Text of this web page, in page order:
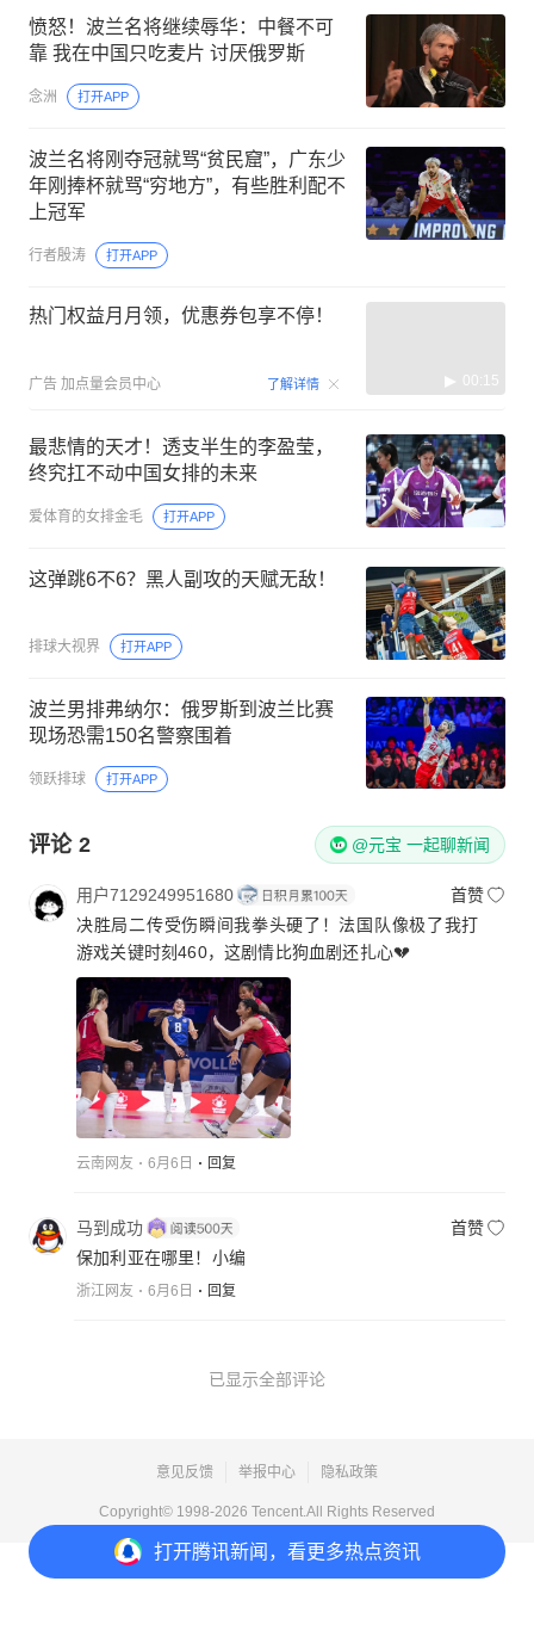
打开腾讯新闻，看更多热点资讯
愤怒！波兰名将继续辱华：中餐不可
靠 我在中国只吃麦片 讨厌俄罗斯
念洲 打开APP
波兰名将刚夺冠就骂“贫民窟”，广东少
年刚捧杯就骂“穷地方”，有些胜利配不
上冠军
行者殷涛 打开APP
热门权益月月领，优惠券包享不停！
广告 加点量会员中心 了解详情 00:15
最悲情的天才！透支半生的李盈莹，
终究扛不动中国女排的未来
爱体育的女排金毛 打开APP
这弹跳6不6？黑人副攻的天赋无敌！
排球大视界 打开APP
波兰男排弗纳尔：俄罗斯到波兰比赛
现场恐需150名警察围着
领跃排球 打开APP
评论 2 @元宝 一起聊新闻
用户7129249951680
首赞
决胜局二传受伤瞬间我拳头硬了！法国队像极了我打
游戏关键时刻460，这剧情比狗血剧还扎心💔
云南网友 6月6日 回复
马到成功
首赞
保加利亚在哪里！小编
浙江网友 6月6日 回复
已显示全部评论
意见反馈 举报中心 隐私政策
Copyright© 1998-2026 Tencent.All Rights Reserved